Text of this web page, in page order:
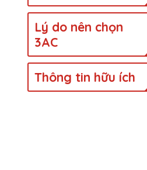
Lý do nên chọn
3AC
Thông tin hữu ích